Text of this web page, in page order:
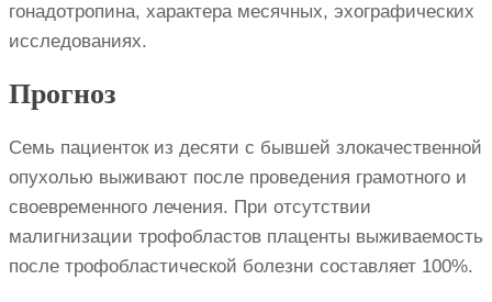
гонадотропина, характера месячных, эхографических
исследованиях.
Прогноз
Семь пациенток из десяти с бывшей злокачественной
опухолью выживают после проведения грамотного и
своевременного лечения. При отсутствии
малигнизации трофобластов плаценты выживаемость
после трофобластической болезни составляет 100%.